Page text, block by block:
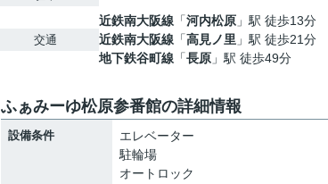
交通
近鉄南大阪線 「河内松原 」駅 徒歩13分
近鉄南大阪線 「高見ノ里 」駅 徒歩21分
地下鉄谷町線 「長原 」駅 徒歩49分
ふぁみーゆ松原参番館の詳細情報
設備条件
エレベーター
駐輪場
オートロック